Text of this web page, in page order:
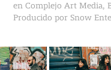
en Complejo Art Media,
Producido por Snow